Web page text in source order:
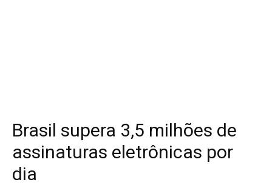
Brasil supera 3,5 milhões de
assinaturas eletrônicas por
dia